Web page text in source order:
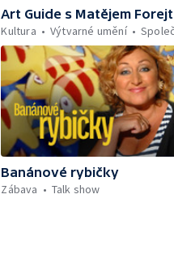
Art Guide s Matějem
Kultura
Výtvarné umění
Banánové rybičky
Zábava
Talk show